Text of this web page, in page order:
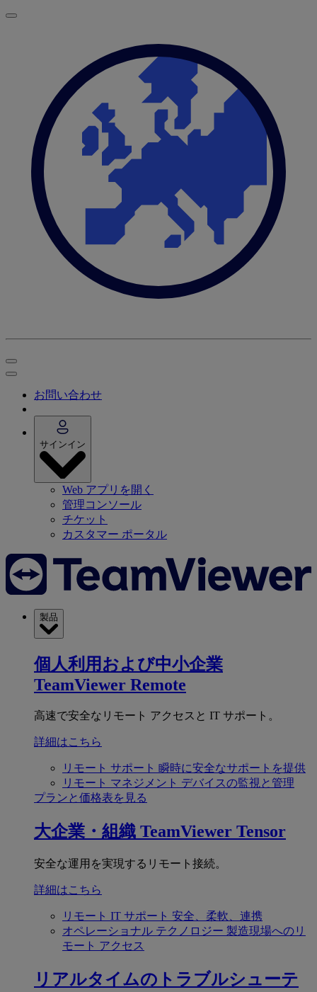
お問い合わせ
サインイン
Web アプリを開く
管理コンソール
チケット
カスタマー ポータル
製品
個人利用および中小企業
TeamViewer Remote
高速で安全なリモート アクセスと IT サポート。
詳細はこちら
リモート サポート 瞬時に安全なサポートを提供
リモート マネジメント デバイスの監視と管理
プランと価格表を見る
大企業・組織 TeamViewer Tensor
安全な運用を実現するリモート接続。
詳細はこちら
リモート IT サポート 安全、柔軟、連携
オペレーショナル テクノロジー 製造現場へのリ
モート アクセス
リアルタイムのトラブルシューテ